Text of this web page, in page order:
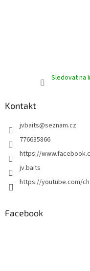
Sledovat na
Kontakt
jvbaits@seznam.cz
776635866
https://
jv.baits
https://youtube.com/
Facebook